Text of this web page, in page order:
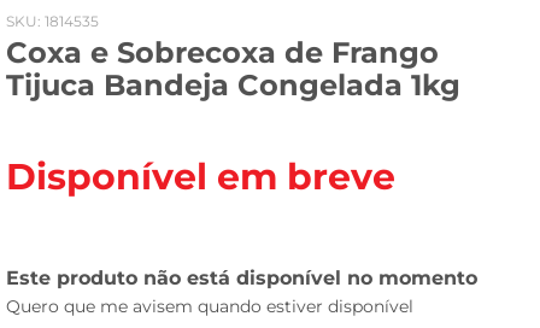
: 1814535
Coxa e Sobrecoxa de Frango
Tijuca Bandeja Congelada 1kg
Disponível em breve
fogao
café
cerveja
leite
tv